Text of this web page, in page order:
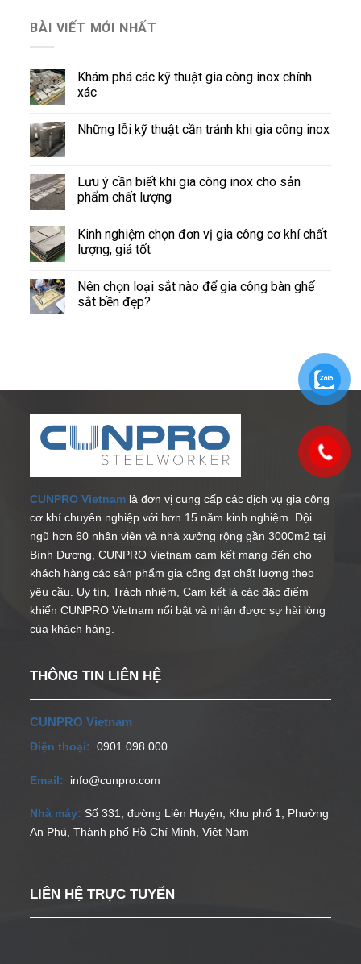
BÀI VIẾT MỚI NHẤT
Khám phá các kỹ thuật gia công inox chính
xác
Những lỗi kỹ thuật cần tránh khi gia công inox
Lưu ý cần biết khi gia công inox cho sản
phẩm chất lượng
Kinh nghiệm chọn đơn vị gia công cơ khí chất
lượng, giá tốt
Nên chọn loại sắt nào để gia công bàn ghế
sắt bền đẹp?
CUNPRO Vietnam là đơn vị cung cấp các dịch vụ gia công
cơ khí chuyên nghiệp với hơn 15 năm kinh nghiệm. Đội
ngũ hơn 60 nhân viên và nhà xưởng rộng gần 3000m2 tại
Bình Dương, CUNPRO Vietnam cam kết mang đến cho
khách hàng các sản phẩm gia công đạt chất lượng theo
yêu cầu. Uy tín, Trách nhiệm, Cam kết là các đặc điểm
khiến CUNPRO Vietnam nổi bật và nhận được sự hài lòng
của khách hàng.
THÔNG TIN LIÊN HỆ
CUNPRO Vietnam
Điện thoại: 0901.098.000
Email: info@cunpro.com
Nhà máy: Số 331, đường Liên Huyện, Khu phố 1, Phường
An Phú, Thành phố Hồ Chí Minh, Việt Nam
LIÊN HỆ TRỰC TUYẾN